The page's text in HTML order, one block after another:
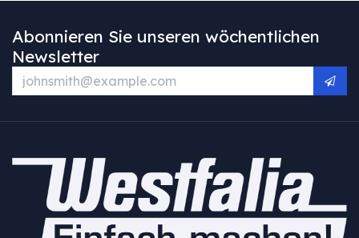
Abonnieren Sie unseren wöchentlichen
Newsletter